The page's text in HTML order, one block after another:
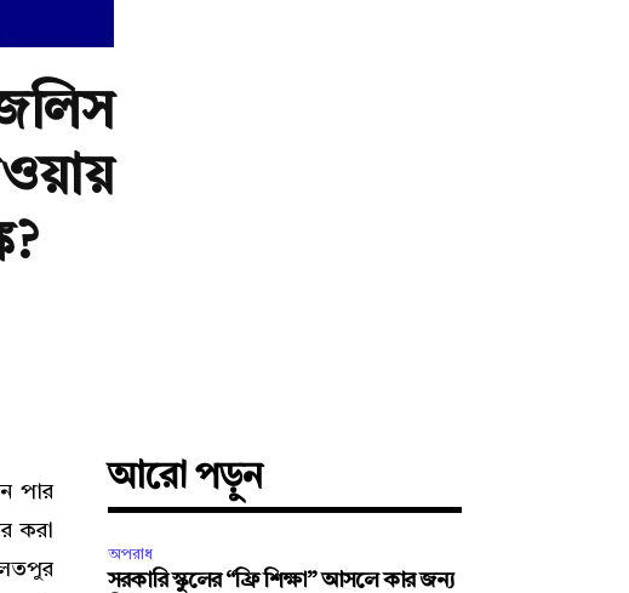
পার
করা
আরো পড়ুন
অপরাধ
সরকারি স্কুলের “ফ্রি শিক্ষা” আসলে কার জন্য